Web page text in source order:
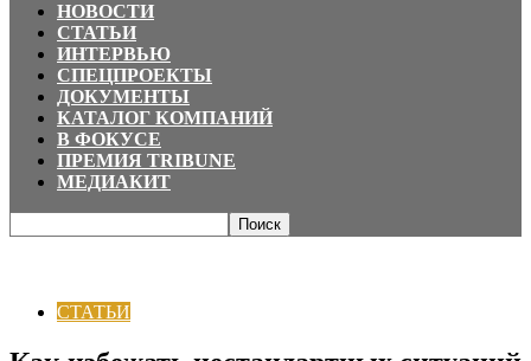
НОВОСТИ
СТАТЬИ
ИНТЕРВЬЮ
СПЕЦПРОЕКТЫ
ДОКУМЕНТЫ
КАТАЛОГ КОМПАНИЙ
В ФОКУСЕ
ПРЕМИЯ TRIBUNE
МЕДИАКИТ
СТАТЬИ